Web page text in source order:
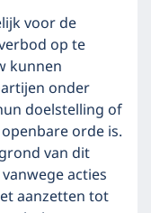
voor de
op te
kunnen
onder
doelstelling of
orde is.
van dit
acties
aanzetten tot